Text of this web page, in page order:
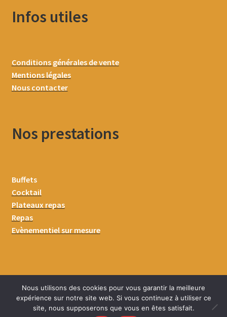
Infos utiles
Conditions générales de vente
Mentions légales
Nous contacter
Nos prestations
Buffets
Cocktail
Plateaux repas
Repas
Evènementiel sur mesure
Nous utilisons des cookies pour vous garantir la meilleure
expérience sur notre site web. Si vous continuez à utiliser ce
site, nous supposerons que vous en êtes satisfait.